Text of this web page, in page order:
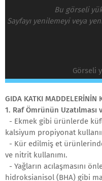
Bu görseli
Sayfayı yenilemeyi veya
Görseli
GIDA KATKI MADDELERİNİN
1. Raf Ömrünün Uzatılması
- Ekmek gibi ürünlerde
kalsiyum propiyonat
- Kür edilmiş et
ve nitrit kullanımı.
- Yağların acılaşmasını
hidroksianisol (BHA) gibi